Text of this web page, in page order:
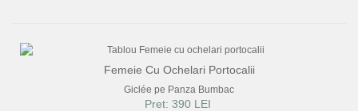
Femeie Cu Ochelari Portocalii
Giclée pe Panza Bumbac
Pret: 390 LEI